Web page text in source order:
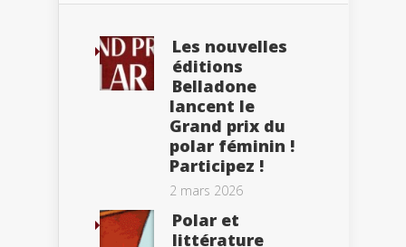
Les nouvelles
éditions
Belladone
lancent le
Grand prix du
polar féminin !
Participez !
2 mars 2026
Polar et
littérature